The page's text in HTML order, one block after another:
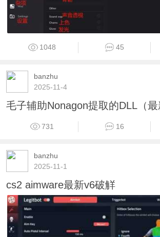
1048 45
banzhu
2025-11-4
毛子辅助Nonagon提取的DLL（最
731 16
banzhu
2025-11-1
cs2 aimware最新v6破觧